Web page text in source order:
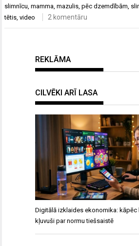
slimnīcu,mamma,mazulis,pēc dzemdībām,
tētis,video 2 komentāru
REKLĀMA
CILVĒKI ARĪ LASA
Digitālā izklaides ekonomika: kāpēc
kļuvuši par normu tiešsaistē